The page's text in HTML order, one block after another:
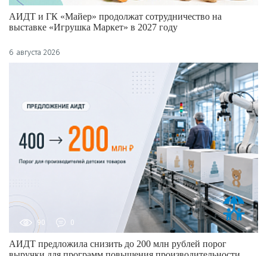
АИДТ и ГК «Майер» продолжат сотрудничество на
выставке «Игрушка Маркет» в 2027 году
6 августа 2026
90 0
АИДТ предложила снизить до 200 млн рублей порог